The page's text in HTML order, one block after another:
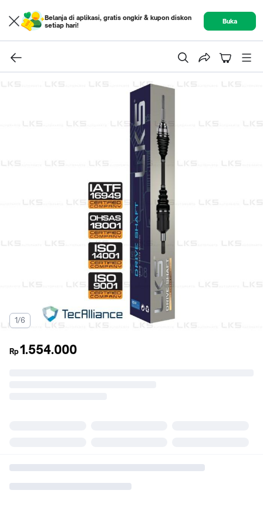
Belanja di aplikasi, gratis ongkir & kupon diskon
setiap hari!
Buka
1/6
Rp1.554.000